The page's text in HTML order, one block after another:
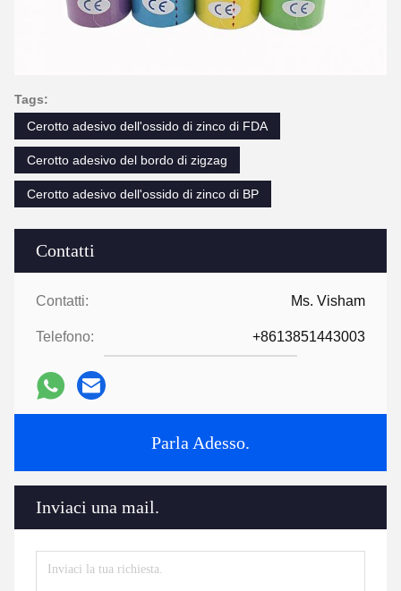
Contatti
Contatti: Ms. Visham
Telefono: +8613851443003
Parla Adesso.
Inviaci una mail.
Tags:
Cerotto adesivo dell'ossido di zinco di FDA
Cerotto adesivo del bordo di zigzag
Cerotto adesivo dell'ossido di zinco di BP